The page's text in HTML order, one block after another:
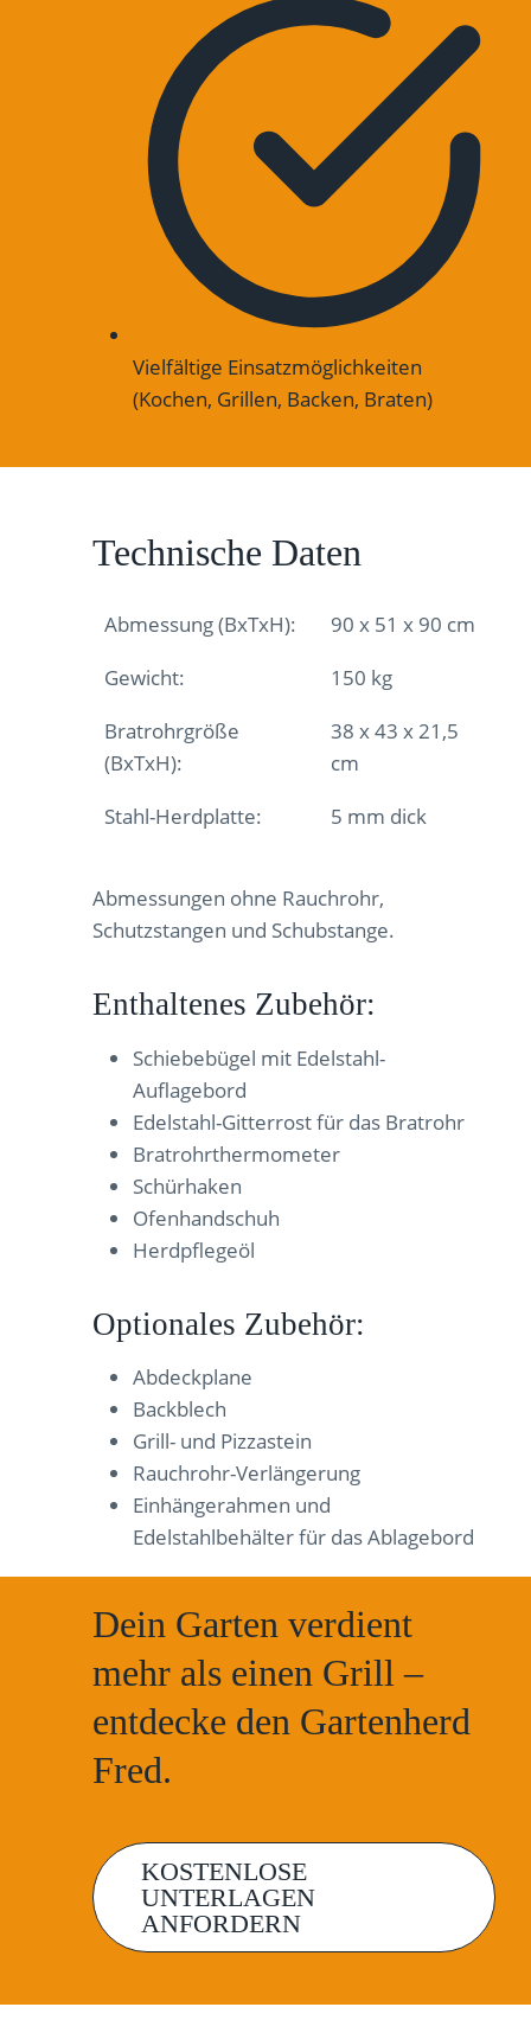
Vielfältige Einsatzmöglichkeiten
(Kochen, Grillen, Backen, Braten)
Technische Daten
Abmessung (BxTxH):
90 x 51 x 90 cm
Gewicht:
150 kg
Bratrohrgröße
(BxTxH):
38 x 43 x 21,5
cm
Stahl-Herdplatte:
5 mm dick
Abmessungen ohne Rauchrohr,
Schutzstangen und Schubstange.
Enthaltenes Zubehör:
Schiebebügel mit Edelstahl-
Auflagebord
Edelstahl-Gitterrost für das Bratrohr
Bratrohrthermometer
Schürhaken
Ofenhandschuh
Herdpflegeöl
Optionales Zubehör:
Abdeckplane
Backblech
Grill- und Pizzastein
Rauchrohr-Verlängerung
Einhängerahmen und
Edelstahlbehälter für das Ablagebord
Dein Garten verdient
mehr als einen Grill –
entdecke den Gartenherd
Fred.
KOSTENLOSE
UNTERLAGEN
ANFORDERN